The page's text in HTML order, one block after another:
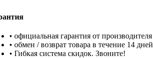
• официальная гарантия от производителя
• обмен / возврат товара в течение 14 дней
• Гибкая система скидок. Звоните!